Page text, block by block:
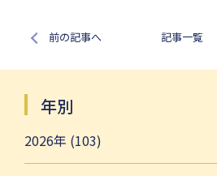
前の記事へ 記事一覧
年別
2026年 (103)